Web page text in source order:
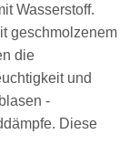
Wasserstoff.
geschmolzenem
die
und
-
Diese